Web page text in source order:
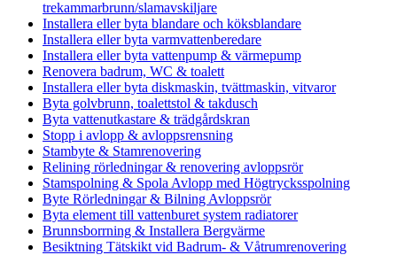
trekammarbrunn/slamavskiljare
Installera eller byta blandare och köksblandare
Installera eller byta varmvattenberedare
Installera eller byta vattenpump & värmepump
Renovera badrum, WC & toalett
Installera eller byta diskmaskin, tvättmaskin, vitvaror
Byta golvbrunn, toalettstol & takdusch
Byta vattenutkastare & trädgårdskran
Stopp i avlopp & avloppsrensning
Stambyte & Stamrenovering
Relining rörledningar & renovering avloppsrör
Stamspolning & Spola Avlopp med Högtrycksspolning
Byte Rörledningar & Bilning Avloppsrör
Byta element till vattenburet system radiatorer
Brunnsborrning & Installera Bergvärme
Besiktning Tätskikt vid Badrum- & Våtrumrenovering